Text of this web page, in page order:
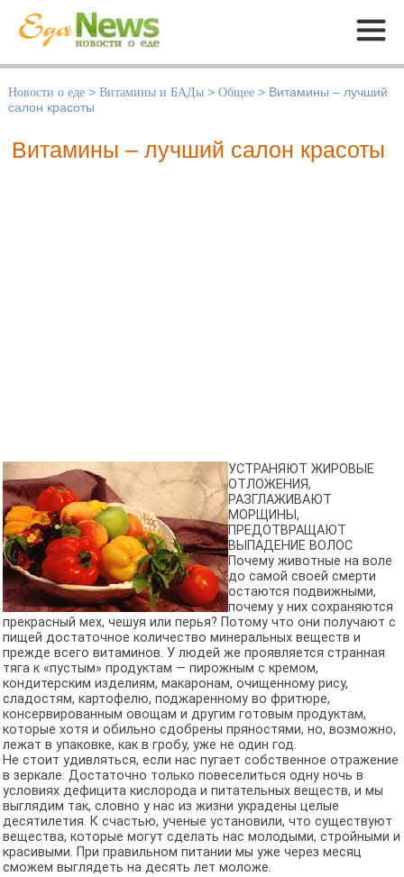
Меню
Новости о еде > Витамины и БАДы > Общее > Витамины – лучший
салон красоты
Витамины – лучший салон красоты
УСТРАНЯЮТ ЖИРОВЫЕ
ОТЛОЖЕНИЯ,
РАЗГЛАЖИВАЮТ
МОРЩИНЫ,
ПРЕДОТВРАЩАЮТ
ВЫПАДЕНИЕ ВОЛОС
Почему животные на воле
до самой своей смерти
остаются подвижными,
почему у них сохраняются
прекрасный мех, чешуя или перья? Потому что они получают с
пищей достаточное количество минеральных веществ и
прежде всего витаминов. У людей же проявляется странная
тяга к «пустым» продуктам — пирожным с кремом,
кондитерским изделиям, макаронам, очищенному рису,
сладостям, картофелю, поджаренному во фритюре,
консервированным овощам и другим готовым продуктам,
которые хотя и обильно сдобрены пряностями, но, возможно,
лежат в упаковке, как в гробу, уже не один год.
Не стоит удивляться, если нас пугает собственное отражение
в зеркале. Достаточно только повеселиться одну ночь в
условиях дефицита кислорода и питательных веществ, и мы
выглядим так, словно у нас из жизни украдены целые
десятилетия. К счастью, ученые установили, что существуют
вещества, которые могут сделать нас молодыми, стройными и
красивыми. При правильном питании мы уже через месяц
сможем выглядеть на десять лет моложе.